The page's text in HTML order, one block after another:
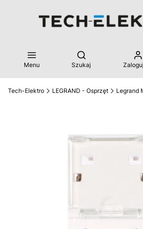
Menu
Otwórz
Szukaj
Tech-Elektro LEGRAND - Osprzęt Legrand